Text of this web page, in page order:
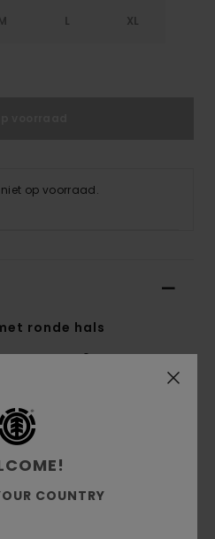
L XL
op voorraad.
ronde hals
tnt0
collectie
g/m2]COUNTRY